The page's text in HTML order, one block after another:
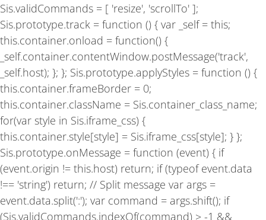
Sis.validCommands = [ 'resize', 'scrollTo' ];
Sis.prototype.track = function () { var _self = this;
this.container.onload = function() {
_self.container.contentWindow.postMessage('track',
_self.host); }; }; Sis.prototype.applyStyles = function () {
this.container.frameBorder = 0;
this.container.className = Sis.container_class_name;
for(var style in Sis.iframe_css) {
this.container.style[style] = Sis.iframe_css[style]; } };
Sis.prototype.onMessage = function (event) { if
(event.origin != this.host) return; if (typeof event.data
!== 'string') return; // Split message var args =
event.data.split(':'); var command = args.shift(); if
(Sis.validCommands.indexOf(command) > -1 &&